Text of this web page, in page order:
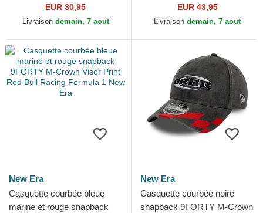
Racing Formula 1 New Era
EUR 30,95
Livraison demain, 7 aout
REPREVE Wordmark Red
Bull Racing Formula 1 New
EUR 43,95
Livraison demain, 7 aout
New Era
Casquette courbée bleue
marine et rouge snapback
New Era
Casquette courbée noire
snapback 9FORTY M-Crown